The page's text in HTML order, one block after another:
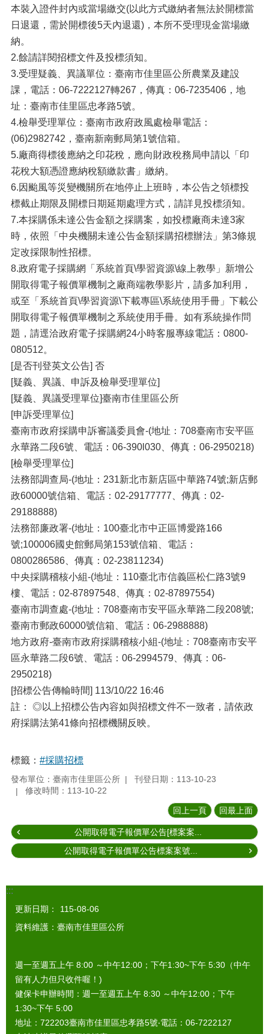
本裝入證件封內或當場繳交(以此方式繳納者無法於開標當
日退還，需於開標後5天內退還)，本所不受理現金當場繳
納。
2.餘請詳閱招標文件及投標須知。
3.受理疑義、異議單位：臺南市佳里區公所農業及建設
課，電話：06-7222127轉267，傳真：06-7235406，地
址：臺南市佳里區忠孝路5號。
4.檢舉受理單位：臺南市政府政風處檢舉電話：
(06)2982742，臺南新南郵局第1號信箱。
5.廠商得標後應納之印花稅，應向財政稅務局申請以「印
花稅大額憑證應納稅額繳款書」繳納。
6.因颱風等災變機關所在地停止上班時，本公告之領標投
標截止期限及開標日期延期處理方式，請詳見投標須知。
7.本採購係未達公告金額之採購案，如投標廠商未達3家
時，依照「中央機關未達公告金額採購招標辦法」第3條規
定改採限制性招標。
8.政府電子採購網「系統首頁\學習資源\線上教學」新增公
開取得電子報價單機制之廠商端教學影片，請多加利用，
或至「系統首頁\學習資源\下載專區\系統使用手冊」下載公
開取得電子報價單機制之系統使用手冊。如有系統操作問
題，請逕洽政府電子採購網24小時客服專線電話：0800-
080512。
[是否刊登英文公告] 否
[疑義、異議、申訴及檢舉受理單位]
[疑義、異議受理單位]臺南市佳里區公所
[申訴受理單位]
臺南市政府採購申訴審議委員會-(地址：708臺南市安平區
永華路二段6號、電話：06-390l030、傳真：06-2950218)
[檢舉受理單位]
法務部調查局-(地址：231新北市新店區中華路74號;新店郵
政60000號信箱、電話：02-29177777、傳真：02-
29188888)
法務部廉政署-(地址：100臺北市中正區博愛路166
號;100006國史館郵局第153號信箱、電話：
0800286586、傳真：02-23811234)
中央採購稽核小組-(地址：110臺北市信義區松仁路3號9
樓、電話：02-87897548、傳真：02-87897554)
臺南市調查處-(地址：708臺南市安平區永華路二段208號;
臺南市郵政60000號信箱、電話：06-2988888)
地方政府-臺南市政府採購稽核小組-(地址：708臺南市安平
區永華路二段6號、電話：06-2994579、傳真：06-
2950218)
[招標公告傳輸時間] 113/10/22 16:46
註： ◎以上招標公告內容如與招標文件不一致者，請依政
府採購法第41條向招標機關反映。
標籤： #採購招標
發布單位：臺南市佳里區公所
刊登日期：113-10-23
修改時間：113-10-22
回上一頁 回最上面
公開取得電子報價單公告[標案案...
公開取得電子報價單公告標案案號...
:::
更新日期：
115-08-06
資料維護：臺南市佳里區公所
週一至週五上午 8:00 ～中午12:00；下午1:30~下午 5:30（中午
留有人力但只收件喔！)
健保卡申辦時間：週一至週五上午 8:30 ～中午12:00；下午
1:30~下午 5:00
地址：722203臺南市佳里區忠孝路5號‧電話：06-7222127